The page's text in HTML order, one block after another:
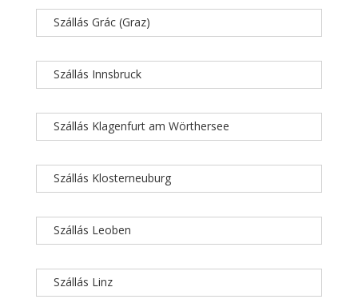
Szállás Grác (Graz)
Szállás Innsbruck
Szállás Klagenfurt am Wörthersee
Szállás Klosterneuburg
Szállás Leoben
Szállás Linz